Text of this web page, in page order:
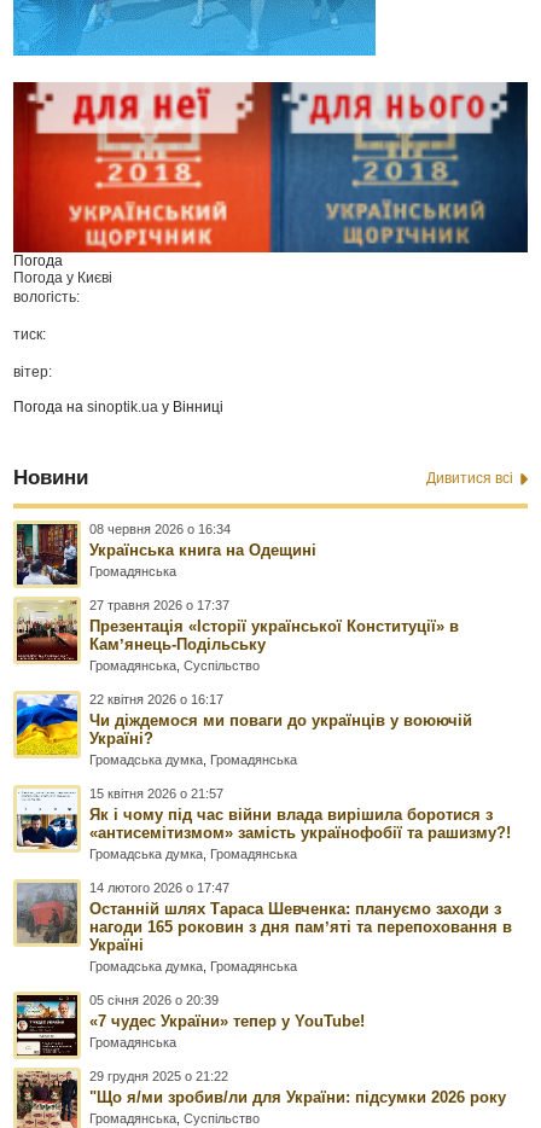
Погода
Погода у Києві
вологість:
тиск:
вітер:
Погода наsinoptik.ua у Вінниці
Новини Дивитися всі
08 червня 2026 о 16:34
Українська книга на Одещині
Громадянська
27 травня 2026 о 17:37
Презентація «Історії української Конституції» в
Камʼянець-Подільську
Громадянська ,Суспільство
22 квітня 2026 о 16:17
Чи діждемося ми поваги до українців у воюючій
Україні?
Громадська думка Громадянська
15 квітня 2026 о 21:57
Як і чому під час війни влада вирішила боротися з
«антисемітизмом» замість українофобії та рашизму?!
Громадська думка Громадянська
14 лютого 2026 о 17:47
Останній шлях Тараса Шевченка: плануємо заходи з
нагоди 165 роковин з дня памʼяті та перепоховання в
Україні
Громадська думка Громадянська
05 січня 2026 о 20:39
«7 чудес України» тепер у YouTube!
Громадянська
29 грудня 2025 о 21:22
"Що я/ми зробив/ли для України: підсумки 2026 року
Громадянська ,Суспільство